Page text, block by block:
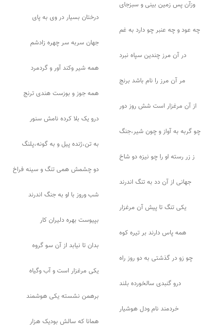
وزآن پس زمین بینی و سبزجای
درختان بسیار در وی به پای
چه عود و چه عنبر چو دارد به غم
جهان سربه سر چهره زادشم
در آن مرز چندین سپاه نبرد
همه شیر وکند آور و گردمرد
مر آن مرز را نام باشد برنج
همه جوز و بوزست هندی ترنج
از آن مرغزار است شش روز دور
درو یک بلا کرده نامش سنور
چو گربه به آواز و چون شیر،جنگ
به تن،ژنده پیل و به گونه،پلنگ
ز زر رسته او را چو نیزه دو شاخ
دو چشمش همی تنگ و سینه فراخ
جهانی از آن دد به تنگ اندرند
شب وروز با او به جنگ اندرند
یکی تنگ تا پیش آن مرغزار
بپیوست بهره دلیران کار
همه پاس دارند بر تیره کوه
بدان تا نیابد از آن سو گروه
چو زو در گذشتی به دو روز راه
یکی مرغزار است و آب وگیاه
درو گنبدی سالخورده بلند
برهمن نشسته یکی هوشمند
خردمند نام ودل هوشیار
همانا که سالش بودیک هزار